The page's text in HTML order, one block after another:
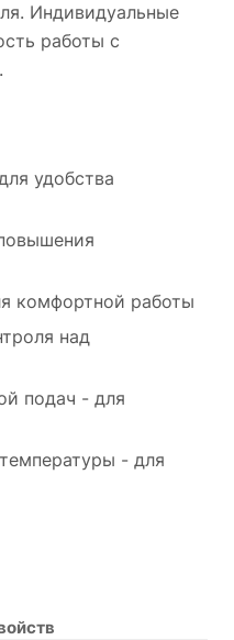
Индивидуальные
работы с
удобства
комфортной работы
над
подач - для
- для